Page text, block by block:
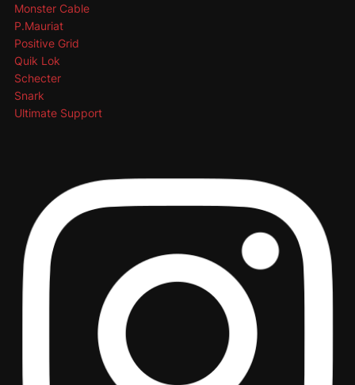
Monster Cable
P.Mauriat
Positive Grid
Quik Lok
Schecter
Snark
Ultimate Support